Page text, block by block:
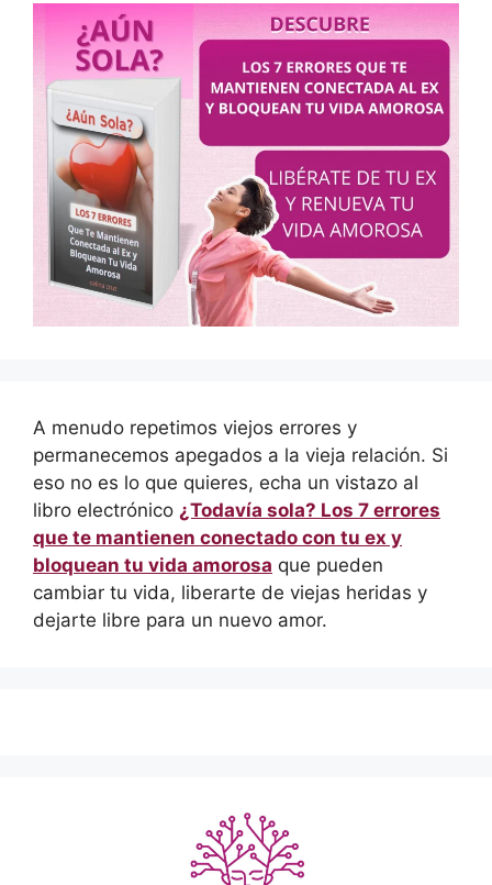
A menudo repetimos viejos errores y
permanecemos apegados a la vieja relación. Si
eso no es lo que quieres, echa un vistazo al
libro electrónico ¿Todavía sola? Los 7 errores
que te mantienen conectado con tu ex y
bloquean tu vida amorosa que pueden
cambiar tu vida, liberarte de viejas heridas y
dejarte libre para un nuevo amor.